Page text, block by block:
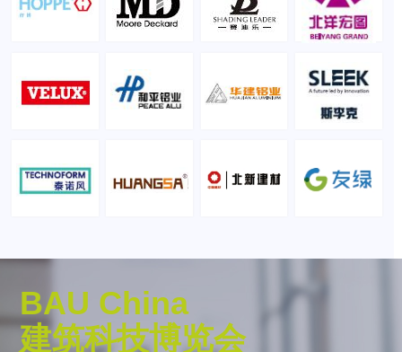
BAU China
建筑科技博览会